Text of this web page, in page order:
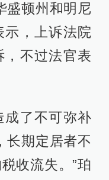
盛顿州和明尼
示，上诉法院
，不过法官表
成了不可弥补
长期定居者不
收流失。”珀